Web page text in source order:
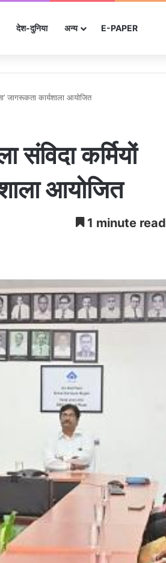
देश-दुनिया अन्‍य E-PAPER
जागरूकता कार्यशाला आयोजित
संविदा कर्मियों
आयोजित
1 minute read